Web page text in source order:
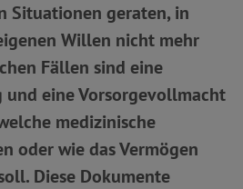
Situationen geraten, in
Willen nicht mehr
Fällen sind eine
eine Vorsorgevollmacht
medizinische
oder wie das Vermögen
Diese Dokumente